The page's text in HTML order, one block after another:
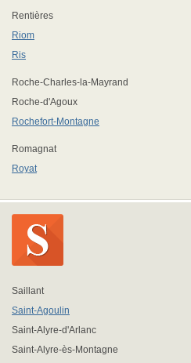
Rentières
Riom
Ris
Roche-Charles-la-Mayrand
Roche-d'Agoux
Rochefort-Montagne
Romagnat
Royat
Saillant
Saint-Agoulin
Saint-Alyre-d'Arlanc
Saint-Alyre-ès-Montagne